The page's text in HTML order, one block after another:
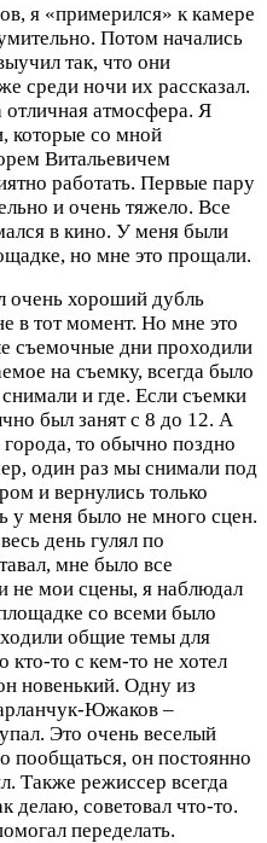
я «примерился» к камере
Потом начались
так, что они
среди ночи их рассказал.
атмосфера. Я
которые со мной
Витальевичем
работать. Первые пару
и очень тяжело. Все
в кино. У меня были
но мне это прощали.
очень хороший дубль
в тот момент. Но мне это
съемочные дни проходили
на съемку, всегда было
и где. Если съемки
был занят с 8 до 12. А
то обычно поздно
один раз мы снимали под
и вернулись только
у меня было не много сцен.
день гулял по
мне было все
не мои сцены, я наблюдал
со всеми было
общие темы для
кто-то с кем-то не хотел
новенький. Одну из
Южаков –
Это очень веселый
пообщаться, он постоянно
Также режиссер всегда
делаю, советовал что-то.
переделать.